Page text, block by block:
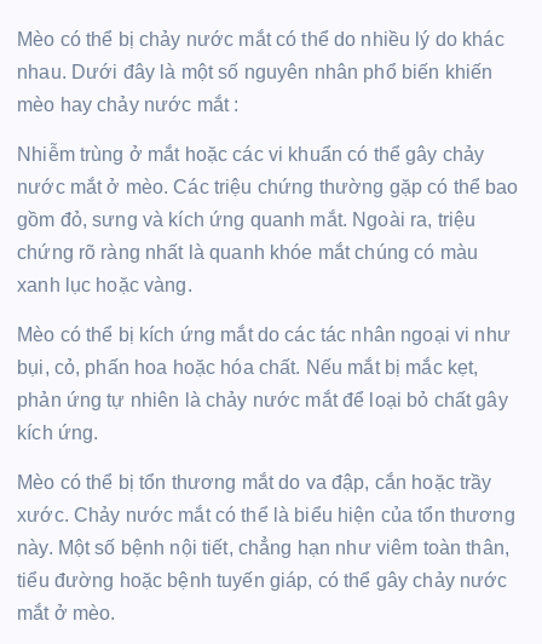
Mèo có thể bị chảy nước mắt có thể do nhiều lý do khác
nhau. Dưới đây là một số nguyên nhân phổ biến khiến
mèo hay chảy nước mắt :
Nhiễm trùng ở mắt hoặc các vi khuẩn có thể gây chảy
nước mắt ở mèo. Các triệu chứng thường gặp có thể bao
gồm đỏ, sưng và kích ứng quanh mắt. Ngoài ra, triệu
chứng rõ ràng nhất là quanh khóe mắt chúng có màu
xanh lục hoặc vàng.
Mèo có thể bị kích ứng mắt do các tác nhân ngoại vi như
bụi, cỏ, phấn hoa hoặc hóa chất. Nếu mắt bị mắc kẹt,
phản ứng tự nhiên là chảy nước mắt để loại bỏ chất gây
kích ứng.
Mèo có thể bị tổn thương mắt do va đập, cắn hoặc trầy
xước. Chảy nước mắt có thể là biểu hiện của tổn thương
này. Một số bệnh nội tiết, chẳng hạn như viêm toàn thân,
tiểu đường hoặc bệnh tuyến giáp, có thể gây chảy nước
mắt ở mèo.